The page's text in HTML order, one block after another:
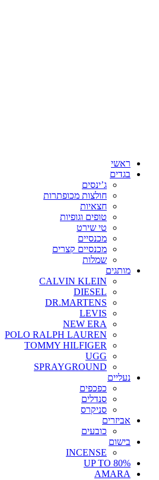
ראשי
בגדים
ג’ינסים
חולצות מכופתרות
חצאיות
טופים וגופיות
טי שירט
מכנסיים
מכנסיים קצרים
שמלות
מותגים
CALVIN KLEIN
DIESEL
DR.MARTENS
LEVIS
NEW ERA
POLO RALPH LAUREN
TOMMY HILFIGER
UGG
SPRAYGROUND
נעליים
כפכפים
סנדלים
סניקרס
אביזרים
כובעים
בישום
INCENSE
UP TO 80%
AMARA